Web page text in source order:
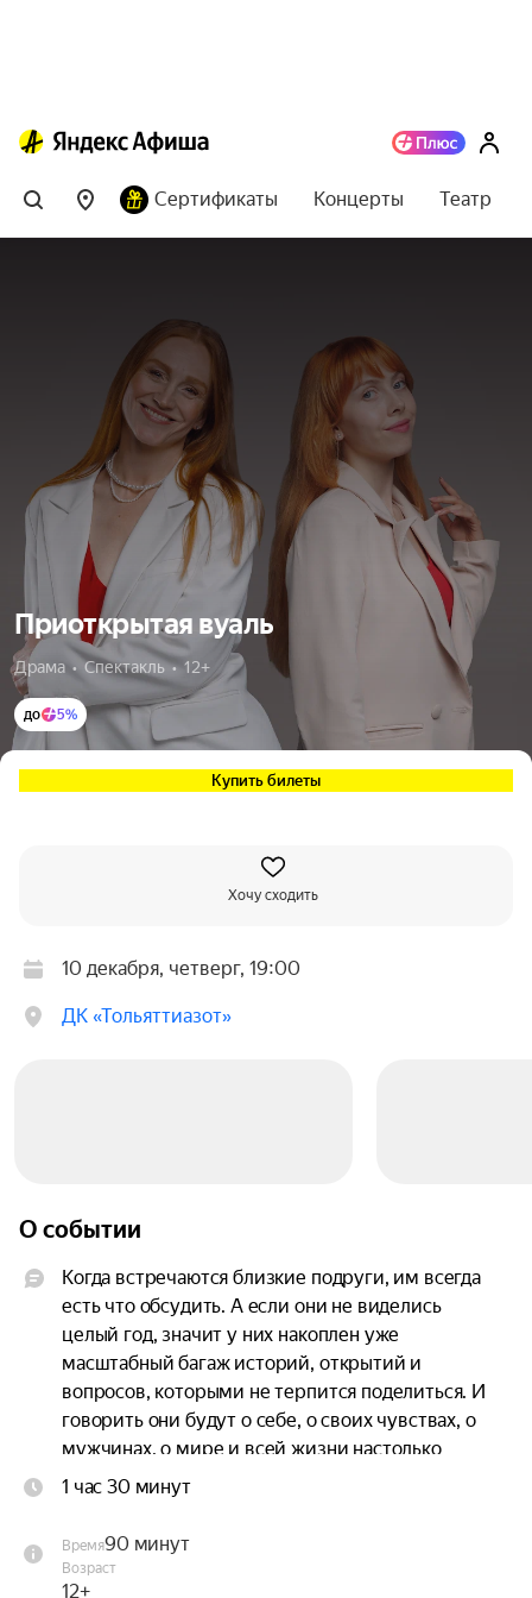
Сертификаты Концерты Театр
Приоткрытая вуаль
Драма  •  Спектакль  •  12+
до 5%
Купить билеты
Хочу сходить
10 декабря, четверг, 19:00
ДК «Тольяттиазот»
О событии
Когда встречаются близкие подруги, им всегда
есть что обсудить. А если они не виделись
целый год, значит у них накоплен уже
масштабный багаж историй, открытий и
вопросов, которыми не терпится поделиться. И
говорить они будут о себе, о своих чувствах, о
мужчинах, о мире и всей жизни настолько
искренне и приоткрыто, насколько позволяет
Самый нежный и воздушный спектакль театра
«НитьЯ»!
1 час 30 минут
Время90 минут
Возраст
12+